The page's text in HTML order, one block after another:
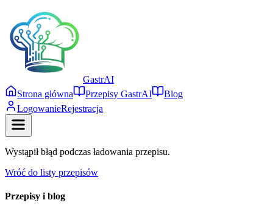
GastrAI
Strona główna
Przepisy GastrAI
Blog
LogowanieRejestracja
Wystąpił błąd podczas ładowania przepisu.
Wróć do listy przepisów
Przepisy i blog